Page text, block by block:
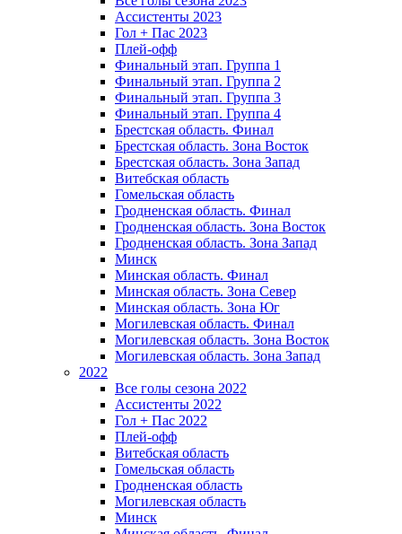
Ассистенты 2023
Гол + Пас 2023
Плей-офф
Финальный этап. Группа 1
Финальный этап. Группа 2
Финальный этап. Группа 3
Финальный этап. Группа 4
Брестская область. Финал
Брестская область. Зона Восток
Брестская область. Зона Запад
Витебская область
Гомельская область
Гродненская область. Финал
Гродненская область. Зона Восток
Гродненская область. Зона Запад
Минск
Минская область. Финал
Минская область. Зона Север
Минская область. Зона Юг
Могилевская область. Финал
Могилевская область. Зона Восток
Могилевская область. Зона Запад
2022
Все голы сезона 2022
Ассистенты 2022
Гол + Пас 2022
Плей-офф
Витебская область
Гомельская область
Гродненская область
Могилевская область
Минск